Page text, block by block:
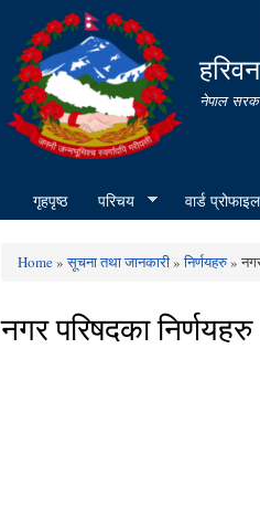
नेपाल
गृहपृष्ठ परिचय वार्ड प्रोफाइल
You are here
Home»सूचना तथा जानकारी»निर्णयहरु»
नगर परिषदका निर्णयहरु